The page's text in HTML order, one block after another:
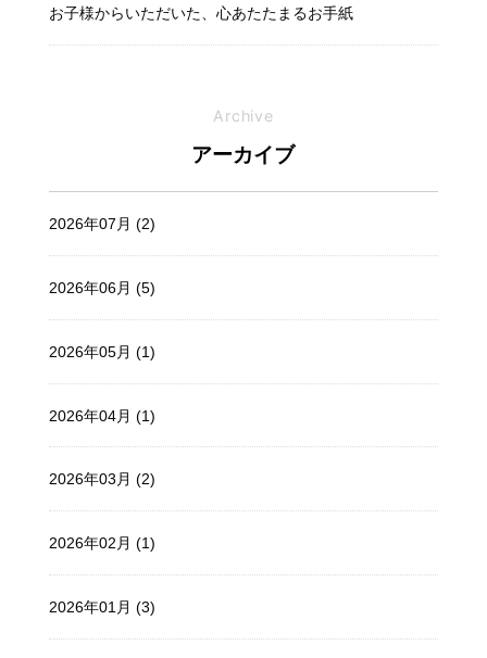
お子様からいただいた、心あたたまるお手紙
Archive
アーカイブ
2026年07月 (2)
2026年06月 (5)
2026年05月 (1)
2026年04月 (1)
2026年03月 (2)
2026年02月 (1)
2026年01月 (3)